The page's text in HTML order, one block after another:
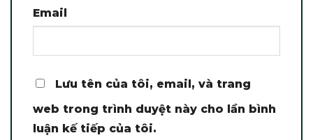
Email
Lưu tên của tôi, email, và trang
web trong trình duyệt này cho lần bình
luận kế tiếp của tôi.